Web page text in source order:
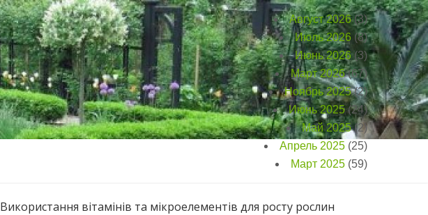
Август 2026(3)
Июль 2026 (8)
Июнь 2026(3)
Март 2026(67)
Ноябрь 2025(2)
Июнь 2025(24)
Май 2025(2)
Апрель 2025 (25)
Март 2025 (59)
Використання вітамінів та мікроелементів для росту рослин